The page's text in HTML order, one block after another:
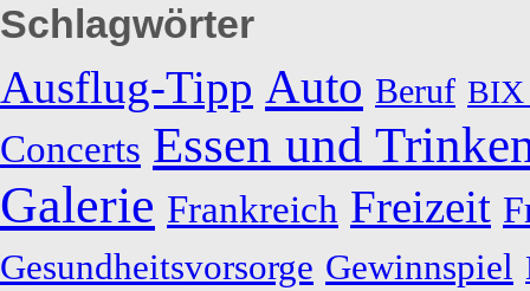
Schlagwörter
Ausflug-Tipp Auto Beruf BIX
Concerts Essen und
Galerie Frankreich Freizeit
Gesundheitsvorsorge Gewinnspiel